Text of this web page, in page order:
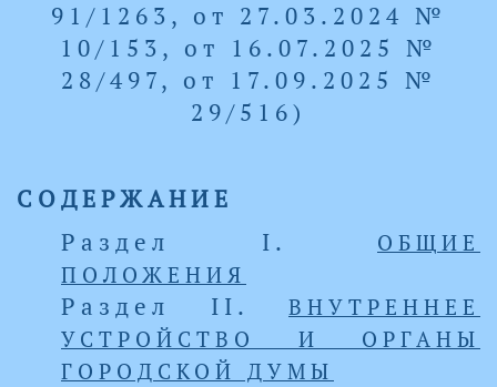
91/1263, от 27.03.2024 №
10/153, от 16.07.2025 №
28/497, от 17.09.2025 №
29/516)
СОДЕРЖАНИЕ
Раздел I.
ОБЩИЕ
ПОЛОЖЕНИЯ
Раздел II. ВНУТРЕННЕЕ
УСТРОЙСТВО И ОРГАНЫ
ГОРОДСКОЙ ДУМЫ